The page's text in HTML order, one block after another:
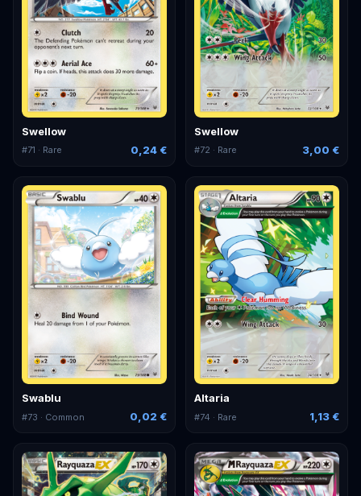
Swellow
#71 · Rare 0,24 €
Swellow
#72 · Rare 3,00 €
Swablu
#73 · Common 0,02 €
Altaria
#74 · Rare 1,13 €